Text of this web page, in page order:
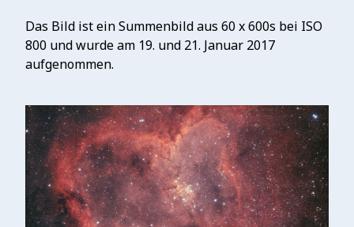
Das Bild ist ein Summenbild aus 60 x 600s bei ISO
800 und wurde am 19. und 21. Januar 2017
aufgenommen.